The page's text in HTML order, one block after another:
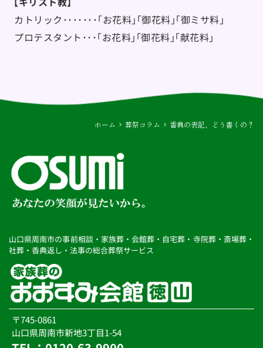
カトリック･･･････｢お花料｣｢御花料｣｢御ミサ料｣
プロテスタント･･･｢お花料｣｢御花料｣｢献花料｣
ホーム 葬祭コラム 香典の表記、どう書くの？
山口県周南市の事前相談・家族葬・会館葬・自宅葬・寺院葬・斎場葬・
社葬・香典返し・法事の総合葬祭サービス
〒745-0861
山口県周南市新地3丁目1-54